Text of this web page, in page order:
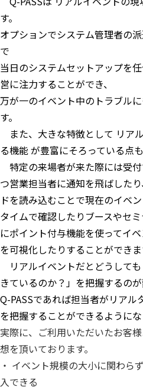
す。
オプションでシステム管理者の
で
当日のシステムセットアップを
営に注力することができ、
万が一のイベント中のトラブル
す。
また、大きな特徴として リア
る機能 が豊富にそろっている点
特定の来場者が来た際には受
つ営業担当者に通知を飛ばした
ドを読み込むことで現在のイベ
タイムで確認したりブースやセ
にポイント付与機能を使ってイ
を可視化したりすることができま
リアルイベントだとどうして
きているのか？」を把握するの
Q-PASSであれば担当者がリアル
を把握することができるようにな
実際に、ご利用いただいたお客
想を頂いております。
・ イベント規模の大小に関わら
入できる